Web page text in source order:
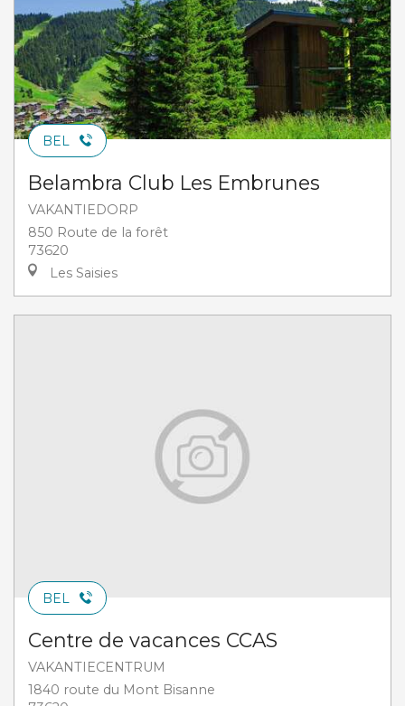
BEL
Belambra Club Les Embrunes
VAKANTIEDORP
850 Route de la forêt
73620
Les Saisies
BEL
Centre de vacances CCAS
VAKANTIECENTRUM
1840 route du Mont Bisanne